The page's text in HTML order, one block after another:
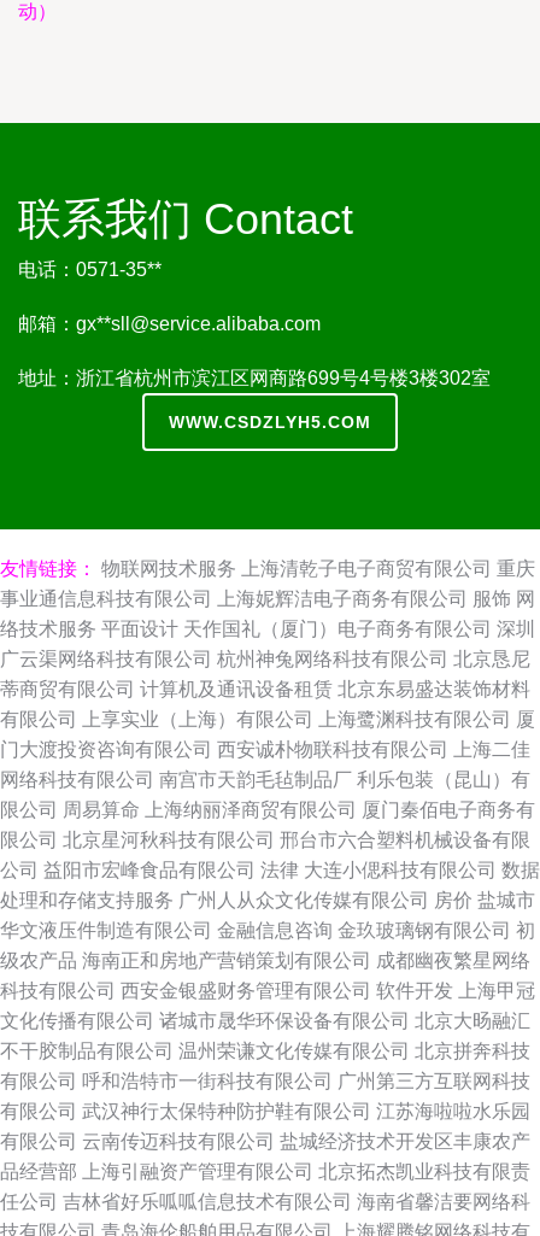
动）
联系我们 Contact
电话：0571-35**
邮箱：gx**sll@service.alibaba.com
地址：浙江省杭州市滨江区网商路699号4号楼3楼302室
WWW.CSDZLYH5.COM
友情链接： 物联网技术服务 上海清乾子电子商贸有限公司 重庆
事业通信息科技有限公司
上海妮辉洁电子商务有限公司 服饰 网
络技术服务 平面设计 天作国礼（厦门）电子商务有限公司 深圳
广云渠网络科技有限公司 杭州神兔网络科技有限公司 北京恳尼
蒂商贸有限公司 计算机及通讯设备租赁 北京东易盛达装饰材料
有限公司
上享实业（上海）有限公司 上海鹭渊科技有限公司 厦
门大渡投资咨询有限公司 西安诚朴物联科技有限公司
上海二佳
网络科技有限公司 南宫市天韵毛毡制品厂 利乐包装（昆山）有
限公司 周易算命 上海纳丽泽商贸有限公司 厦门秦佰电子商务有
限公司 北京星河秋科技有限公司 邢台市六合塑料机械设备有限
公司 益阳市宏峰食品有限公司 法律 大连小偲科技有限公司 数据
处理和存储支持服务 广州人从众文化传媒有限公司 房价 盐城市
华文液压件制造有限公司 金融信息咨询 金玖玻璃钢有限公司 初
级农产品 海南正和房地产营销策划有限公司 成都幽夜繁星网络
科技有限公司 西安金银盛财务管理有限公司 软件开发
上海甲冠
文化传播有限公司 诸城市晟华环保设备有限公司 北京大旸融汇
不干胶制品有限公司 温州荣谦文化传媒有限公司 北京拼奔科技
有限公司 呼和浩特市一街科技有限公司 广州第三方互联网科技
有限公司 武汉神行太保特种防护鞋有限公司 江苏海啦啦水乐园
有限公司 云南传迈科技有限公司 盐城经济技术开发区丰康农产
品经营部
上海引融资产管理有限公司 北京拓杰凯业科技有限责
任公司 吉林省好乐呱呱信息技术有限公司 海南省馨洁要网络科
技有限公司 青岛海伦船舶用品有限公司 上海耀腾铭网络科技有